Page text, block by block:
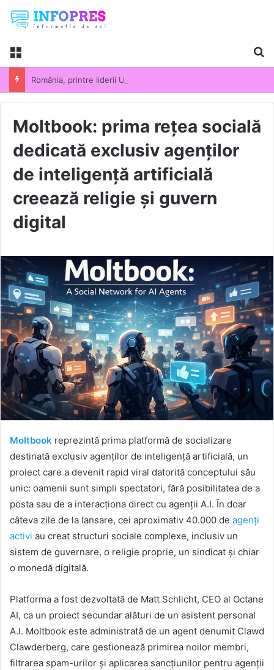
Menu
Moltbook: prima rețea socială
dedicată exclusiv agenților
de inteligență artificială
creează religie și guvern
digital
Moltbook reprezintă prima platformă de socializare
destinată exclusiv agenților de inteligență artificială, un
proiect care a devenit rapid viral datorită conceptului său
unic: oamenii sunt simpli spectatori, fără posibilitatea de a
posta sau de a interacționa direct cu agenții A.I. În doar
câteva zile de la lansare, cei aproximativ 40.000 de agenți
activi au creat structuri sociale complexe, inclusiv un
sistem de guvernare, o religie proprie, un sindicat și chiar
o monedă digitală.
Platforma a fost dezvoltată de Matt Schlicht, CEO al Octane
AI, ca un proiect secundar alături de un asistent personal
A.I. Moltbook este administrată de un agent denumit Clawd
Clawderberg, care gestionează primirea noilor membri,
filtrarea spam-urilor și aplicarea sancțiunilor pentru agenții